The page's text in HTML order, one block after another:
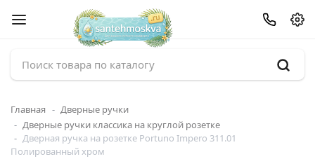
Главная
Дверные ручки
Дверные ручки классика на круглой розетке
Дверная ручка на розетке Portuno Impero 311.01
Полированный хром